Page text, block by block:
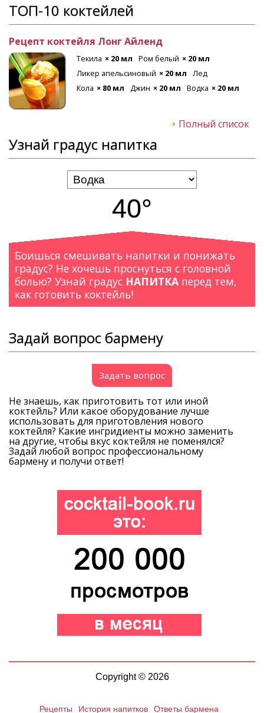
ТОП-10 коктейлей
Рецепт коктейля Лонг Айленд
Текила × 20 мл Ром белый × 20 мл
Ликер апельсиновый × 20 мл
Лед
Кола × 80 мл Джин × 20 мл Водка × 20 мл
Полный список
Узнай градус напитка
40°
Боишься смешивать напитки и понижать
градус? Не хочешь проснуться с головной
болью? Узнай градус НАПИТКА перед тем,
как готовить коктейль!
Задай вопрос бармену
Задать вопрос
Не знаешь, как приготовить тот или иной
коктейль? Или какое оборудование лучше
использовать для приготовления нового
коктейля? Какие ингридиенты можно заменить
на другие, чтобы вкус коктейля не поменялся?
Задай любой вопрос профессиональному
бармену и получи ответ!
Copyright © 2026
Рецепты История напитков Ответы бармена